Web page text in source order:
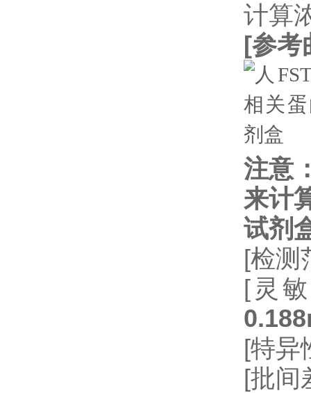
计算
[参考
注意
来计
试剂
[检测
[灵
[特异
[批间